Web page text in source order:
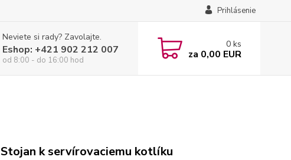
Prihlásenie
Neviete si rady? Zavolajte.
Eshop: +421 902 212 007
od 8:00 - do 16:00 hod
0 ks
za 0,00 EUR
Stojan k servírovaciemu kotlíku